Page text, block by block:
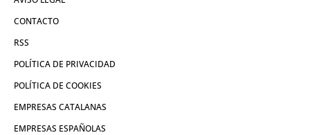
CONTACTO
RSS
POLÍTICA DE PRIVACIDAD
POLÍTICA DE COOKIES
EMPRESAS CATALANAS
EMPRESAS ESPAÑOLAS